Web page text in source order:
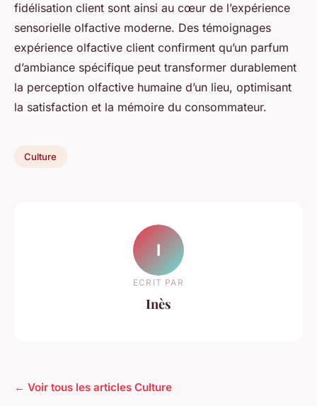
fidélisation client sont ainsi au cœur de l’expérience
sensorielle olfactive moderne. Des témoignages
expérience olfactive client confirment qu’un parfum
d’ambiance spécifique peut transformer durablement
la perception olfactive humaine d’un lieu, optimisant
la satisfaction et la mémoire du consommateur.
Culture
I
ECRIT PAR
Inès
← Voir tous les articles Culture